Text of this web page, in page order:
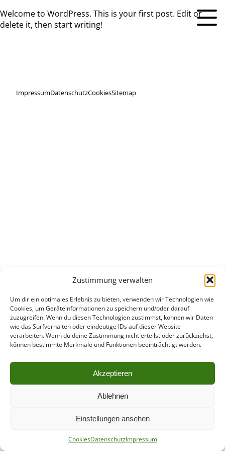
Zustimmung verwalten
Um dir ein optimales Erlebnis zu bieten, verwenden wir Technologien wie
Cookies, um Geräteinformationen zu speichern und/oder darauf
zuzugreifen. Wenn du diesen Technologien zustimmst, können wir Daten
wie das Surfverhalten oder eindeutige IDs auf dieser Website
verarbeiten. Wenn du deine Zustimmung nicht erteilst oder zurückziehst,
können bestimmte Merkmale und Funktionen beeinträchtigt werden.
Akzeptieren
Ablehnen
Einstellungen ansehen
CookiesDatenschutzImpressum
Welcome to WordPress. This is your first post. Edit or
delete it, then start writing!
ImpressumDatenschutzCookiesSitemap